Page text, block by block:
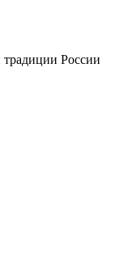
традиции России